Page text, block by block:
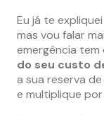
Eu já te
mas vou falar
emergência tem
do seu custo
a sua reserva
e multiplique